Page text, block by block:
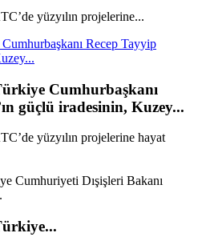
yüzyılın projelerine...
Recep Tayyip
Cumhurbaşkanı
güçlü iradesinin, Kuzey...
yüzyılın projelerine hayat